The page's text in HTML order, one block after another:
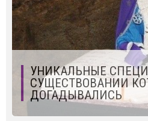
УНИКАЛЬНЫЕ
СУЩЕСТВОВАНИИ
ДОГАДЫВАЛИСЬ